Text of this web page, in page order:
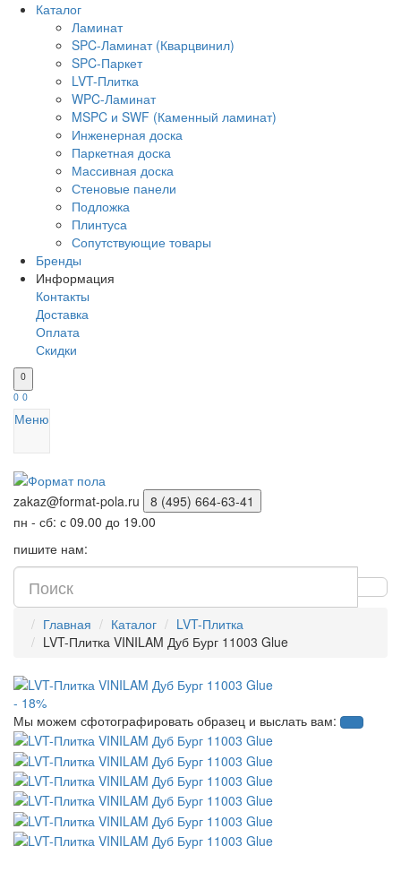
Каталог
Ламинат
SPC-Ламинат (Кварцвинил)
SPC-Паркет
LVT-Плитка
WPC-Ламинат
MSPC и SWF (Каменный ламинат)
Инженерная доска
Паркетная доска
Массивная доска
Стеновые панели
Подложка
Плинтуса
Сопутствующие товары
Бренды
Информация
Контакты
Доставка
Оплата
Скидки
0
0 0
Меню
zakaz@format-pola.ru
8 (495) 664-63-41
пн - сб: с 09.00 до 19.00
пишите нам:
Главная Каталог
LVT-Плитка
LVT-Плитка VINILAM Дуб Бург 11003 Glue
- 18%
Мы можем сфотографировать образец и выслать вам: